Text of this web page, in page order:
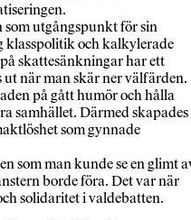
som utgångspunkt för sin
klasspolitik och kalkylerade
skattesänkningar har ett
ut när man skär ner välfärden.
på gått humör och hålla
samhället. Därmed skapades
som gynnade
som man kunde se en glimt
borde föra. Det var när
solidaritet i valdebatten.